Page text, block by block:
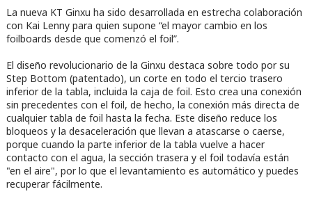
La nueva KT Ginxu ha sido desarrollada en estrecha colaboración
con Kai Lenny para quien supone “el mayor cambio en los
foilboards desde que comenzó el foil”.
El diseño revolucionario de la Ginxu destaca sobre todo por su
Step Bottom (patentado), un corte en todo el tercio trasero
inferior de la tabla, incluida la caja de foil. Esto crea una conexión
sin precedentes con el foil, de hecho, la conexión más directa de
cualquier tabla de foil hasta la fecha. Este diseño reduce los
bloqueos y la desaceleración que llevan a atascarse o caerse,
porque cuando la parte inferior de la tabla vuelve a hacer
contacto con el agua, la sección trasera y el foil todavía están
"en el aire", por lo que el levantamiento es automático y puedes
recuperar fácilmente.